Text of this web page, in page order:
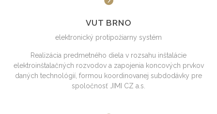
VUT BRNO
elektronický protipožiarny systém
Realizácia predmetného diela v rozsahu inštalácie
elektroinštalačných rozvodov a zapojenia koncových prvkov
daných technológií, formou koordinovanej subdodávky pre
spoločnosť JIMI CZ a.s.